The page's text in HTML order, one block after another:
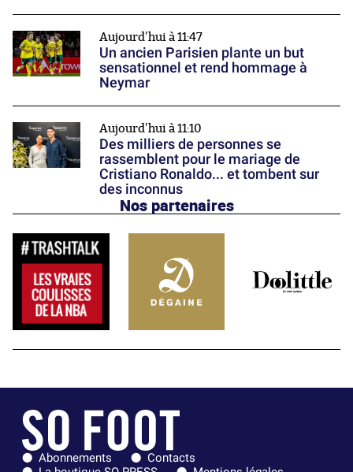
Aujourd'hui à 11:47
Un ancien Parisien plante un but
sensationnel et rend hommage à
Neymar
Aujourd'hui à 11:10
Des milliers de personnes se
rassemblent pour le mariage de
Cristiano Ronaldo... et tombent sur
des inconnus
Nos partenaires
Abonnements
Contacts